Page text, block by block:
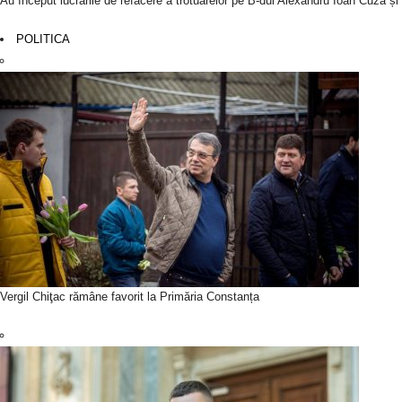
POLITICA
Vergil Chiţac rămâne favorit la Primăria Constanța